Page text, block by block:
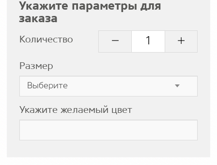
Укажите параметры для
заказа
Количество
Размер
Укажите желаемый цвет